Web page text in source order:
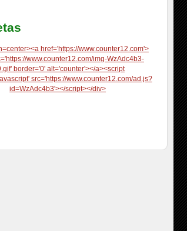
href='https://www.counter12.com'>
www.counter12.com/img-WzAdc4b3-
border='0' alt='counter'></a><script
src='https://www.counter12.com/ad.js?
id=WzAdc4b3'></script></div>